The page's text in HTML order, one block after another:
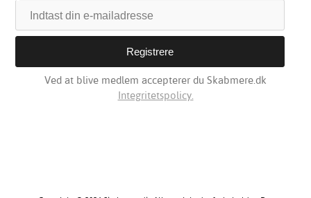
Ved at blive medlem accepterer du Skabmere.dk
Integritetspolicy.